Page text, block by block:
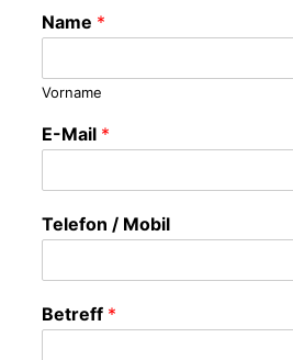
Name *
Vorname
E-Mail *
Telefon / Mobil
Betreff *